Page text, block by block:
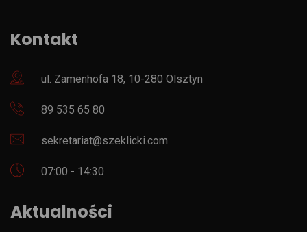
Kontakt
ul. Zamenhofa 18, 10-280 Olsztyn
89 535 65 80
sekretariat@szeklicki.com
07:00 - 14:30
Aktualności